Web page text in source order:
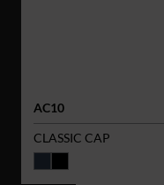
AC10
CLASSIC CAP